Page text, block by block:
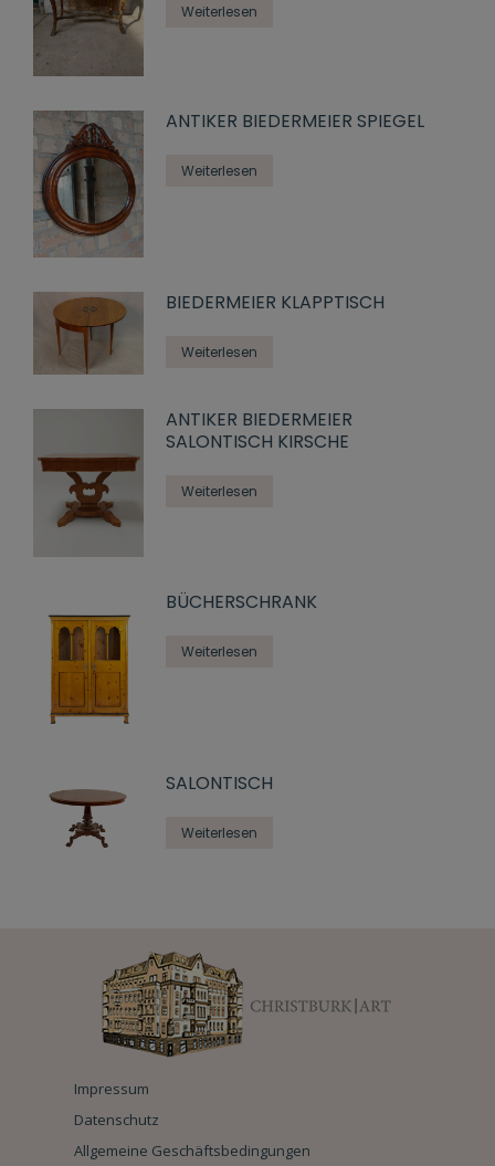
Weiterlesen
ANTIKER BIEDERMEIER SPIEGEL
Weiterlesen
BIEDERMEIER KLAPPTISCH
Weiterlesen
ANTIKER BIEDERMEIER
SALONTISCH KIRSCHE
Weiterlesen
BÜCHERSCHRANK
Weiterlesen
SALONTISCH
Weiterlesen
Impressum
Datenschutz
Allgemeine Geschäftsbedingungen